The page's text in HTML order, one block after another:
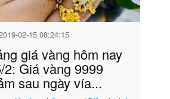
02-15 08:24:15
giá vàng hôm nay
2: Giá vàng 9999
sau ngày vía...